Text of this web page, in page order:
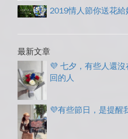
2019情人節你送花給
最新文章
💜 七夕，有些人還
回的人
💜有些節日，是提醒